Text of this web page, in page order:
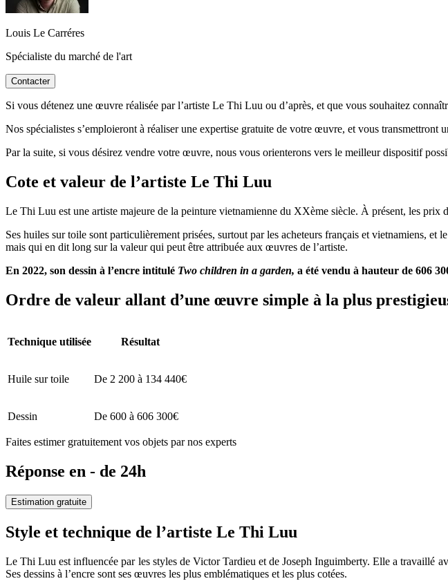
Louis Le Carréres
Spécialiste du marché de l'art
Contacter
Si vous détenez une œuvre réalisée par l’artiste Le Thi Luu ou d’après, et que vous souhaitez
Nos spécialistes s’emploieront à réaliser une expertise gratuite de votre œuvre, et vous transmettront
Par la suite, si vous désirez vendre votre œuvre, nous vous orienterons vers le meilleur dispositif
Cote et valeur de l’artiste Le Thi Luu
Le Thi Luu est une artiste majeure de la peinture vietnamienne du XXème siècle. À présent, les prix
Ses huiles sur toile sont particulièrement prisées, surtout par les acheteurs français et vietnamiens,
mais qui en dit long sur la valeur qui peut être attribuée aux œuvres de l’artiste.
En 2022, son dessin à l’encre intitulé Two children in a garden, a été vendu à hauteur de 606
Ordre de valeur allant d’une œuvre simple à la plus
Technique utilisée Résultat
Huile sur toile De 2 200 à 134 440€
Dessin De 600 à 606 300€
Faites estimer gratuitement vos objets par nos experts
Réponse en - de 24h
Estimation gratuite
Style et technique de l’artiste Le Thi Luu
Le Thi Luu est influencée par les styles de Victor Tardieu et de Joseph Inguimberty. Elle a travaillé
Ses dessins à l’encre sont ses œuvres les plus emblématiques et les plus cotées.